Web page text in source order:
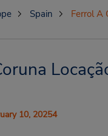
Spain Ferrol A
10, 20254